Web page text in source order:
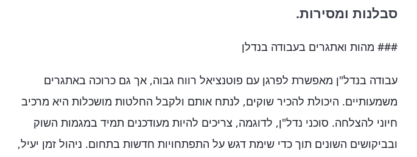
סבלנות ומסירות.
### מהות ואתגרים בעבודה בנדלן
עבודה בנדל"ן מאפשרת לפרגן עם פוטנציאל רווח גבוה, אך גם כרוכה באתגרים
משמעותיים. היכולת להכיר שוקים, לנתח אותם ולקבל החלטות מושכלות היא מרכיב
חיוני להצלחה. סוכני נדל"ן, לדוגמה, צריכים להיות מעודכנים תמיד במגמות השוק
ובביקושים השונים תוך כדי שימת דגש על התפתחויות חדשות בתחום. ניהול זמן יעיל,